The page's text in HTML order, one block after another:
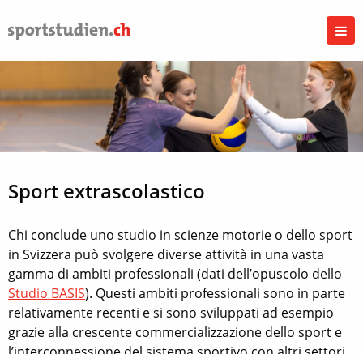
Sport extrascolastico
Chi conclude uno studio in scienze motorie o dello sport
in Svizzera può svolgere diverse attività in una vasta
gamma di ambiti professionali (dati dell’opuscolo dello
Studio BASIS). Questi ambiti professionali sono in parte
relativamente recenti e si sono sviluppati ad esempio
grazie alla crescente commercializzazione dello sport e